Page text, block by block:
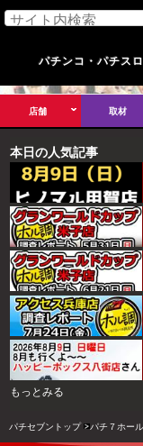
パチンコ・パチス
店舗 取材
本日の人気記事
もっとみる
パチセブントップ パチ７ホー